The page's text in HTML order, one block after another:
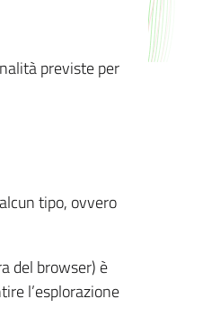
previste per
tipo, ovvero
del browser) è
l’esplorazione